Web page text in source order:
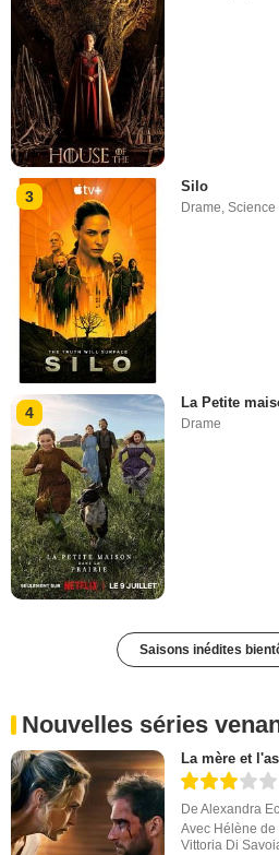
3
Silo
Drame ,Science
4
La Petite
Drame
Saisons inédites
Nouvelles séries
La mère et
DeAlexandra
Avec Hélène
Vittoria Di